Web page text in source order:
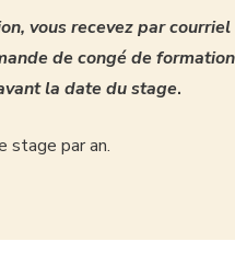
vous recevez par
de congé de
la date du stage.
stage par an.